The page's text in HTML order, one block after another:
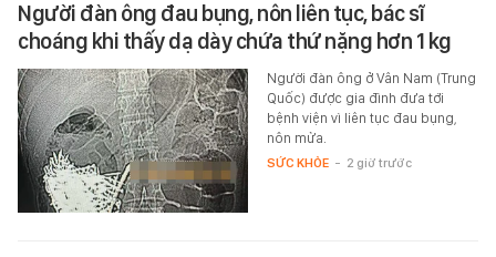
Người đàn ông đau bụng, nôn liên tục, bác sĩ
choáng khi thấy dạ dày chứa thứ nặng hơn 1 kg
Người đàn ông ở Vân Nam (Trung
Quốc) được gia đình đưa tới
bệnh viện vì liên tục đau bụng,
nôn mửa.
SỨC KHỎE - 2 giờ trước